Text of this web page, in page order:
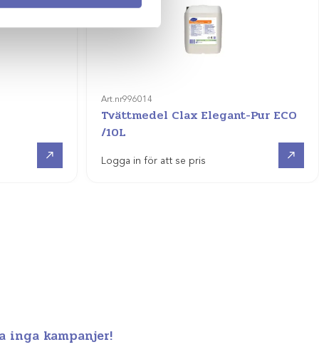
Art.nr996014
Tvättmedel Clax Elegant-Pur ECO
/10L
Logga in för att se pris
inga kampanjer!